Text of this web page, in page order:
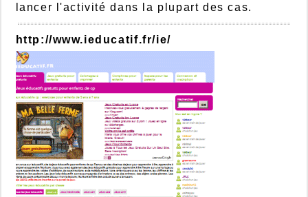
lancer l'activité dans la plupart des cas.
http://www.ieducatif.fr/ie/